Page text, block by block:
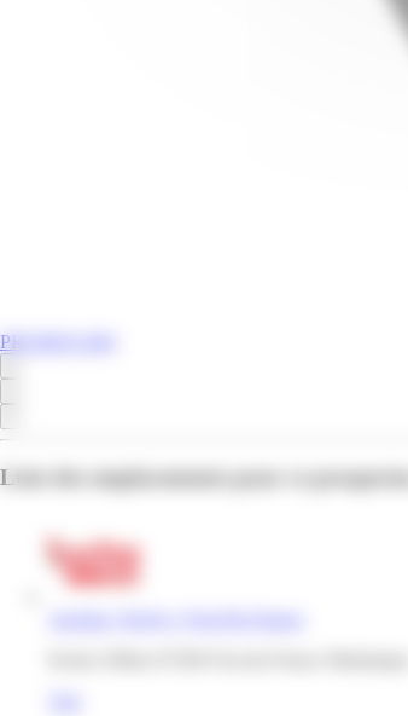
PROMOS.MQ
Liste des emplacements pour ce prospectus